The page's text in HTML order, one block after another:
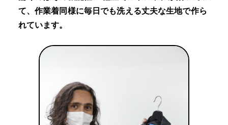
て、作業着同様に毎日でも洗える丈夫な生地で作ら
れています。